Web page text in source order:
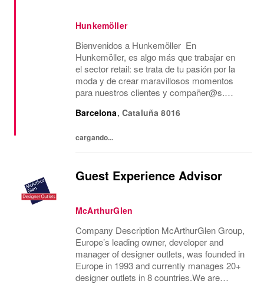
Hunkemöller
Bienvenidos a Hunkemöller En
Hunkemöller, es algo más que trabajar en
el sector retail: se trata de tu pasión por la
moda y de crear maravillosos momentos
para nuestros clientes y compañer@s.
inspirador en el que todos se sienten
Barcelona, Cataluña 8016
cargando...
Guest Experience Advisor
McArthurGlen
Company Description McArthurGlen Group,
Europe’s leading owner, developer and
manager of designer outlets, was founded in
Europe in 1993 and currently manages 20+
designer outlets in 8 countries.We are